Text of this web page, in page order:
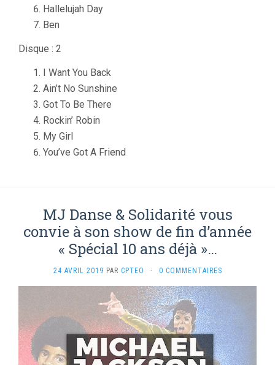
Hallelujah Day
Ben
Disque : 2
I Want You Back
Ain’t No Sunshine
Got To Be There
Rockin’ Robin
My Girl
You’ve Got A Friend
MJ Danse & Solidarité vous
convie à son show de fin d’année
« Spécial 10 ans déjà »…
24 AVRIL 2019 PAR CPTEO · 0 COMMENTAIRES